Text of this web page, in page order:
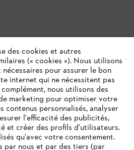
des cookies et autres
(« cookies »). Nous utilisons
pour assurer le bon
internet qui ne nécessitent pas
nous utilisons des
marketing pour optimiser votre
contenus personnalisés, analyser
l'efficacité des publicités,
et créer des profils d'utilisateurs.
qu'avec votre consentement.
par nous et par des tiers (par